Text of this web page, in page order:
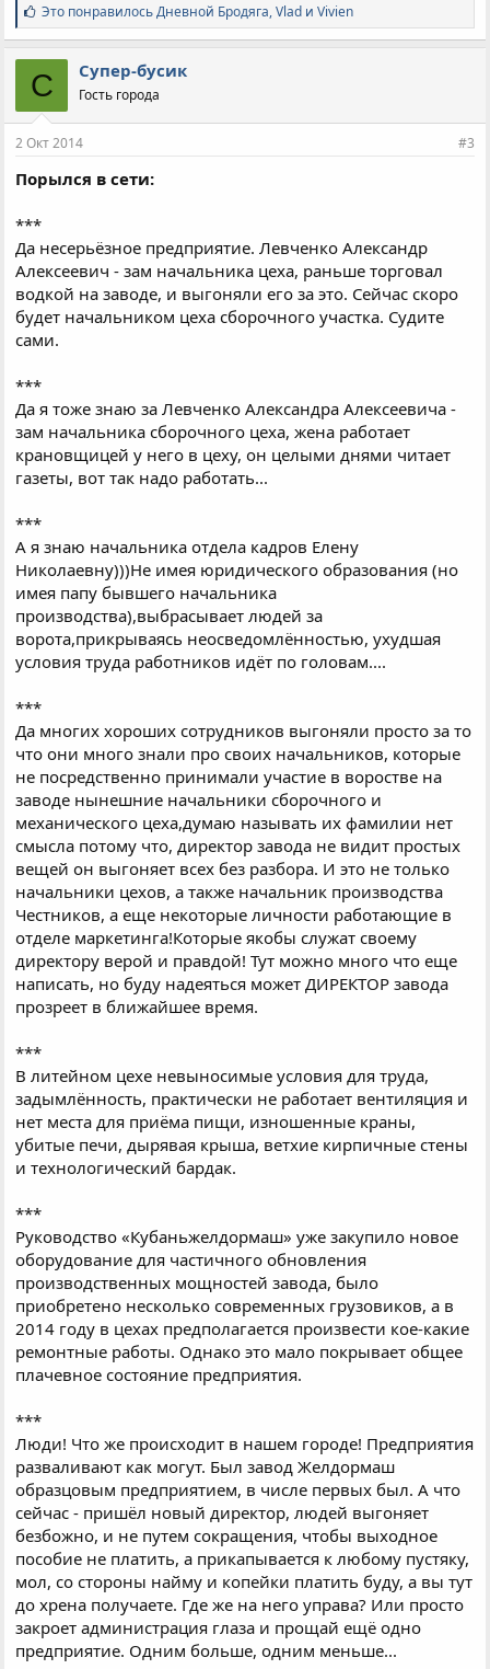
С
и
м
п
а
т
и
:
Это понравилосьДневной Бродяга,Vlad иVivien
С Супер-бусик
Гость города
2 Окт 2014 #3
Порылся в сети:
***
Да несерьёзное предприятие. Левченко Александр
Алексеевич - зам начальника цеха, раньше торговал
водкой на заводе, и выгоняли его за это. Сейчас скоро
будет начальником цеха сборочного участка. Судите
сами.
***
Да я тоже знаю за Левченко Александра Алексеевича -
зам начальника сборочного цеха, жена работает
крановщицей у него в цеху, он целыми днями читает
газеты, вот так надо работать...
***
А я знаю начальника отдела кадров Елену
Николаевну)))Не имея юридического образования (но
имея папу бывшего начальника
производства),выбрасывает людей за
ворота,прикрываясь неосведомлённостью, ухудшая
условия труда работников идёт по головам....
***
Да многих хороших сотрудников выгоняли просто за то
что они много знали про своих начальников, которые
не посредственно принимали участие в воростве на
заводе нынешние начальники сборочного и
механического цеха,думаю называть их фамилии нет
смысла потому что, директор завода не видит простых
вещей он выгоняет всех без разбора. И это не только
начальники цехов, а также начальник производства
Честников, а еще некоторые личности работающие в
отделе маркетинга!Которые якобы служат своему
директору верой и правдой! Тут можно много что еще
написать, но буду надеяться может ДИРЕКТОР завода
прозреет в ближайшее время.
***
В литейном цехе невыносимые условия для труда,
задымлённость, практически не работает вентиляция и
нет места для приёма пищи, изношенные краны,
убитые печи, дырявая крыша, ветхие кирпичные стены
и технологический бардак.
***
Руководство «Кубаньжелдормаш» уже закупило новое
оборудование для частичного обновления
производственных мощностей завода, было
приобретено несколько современных грузовиков, а в
2014 году в цехах предполагается произвести кое-какие
ремонтные работы. Однако это мало покрывает общее
плачевное состояние предприятия.
***
Люди! Что же происходит в нашем городе! Предприятия
разваливают как могут. Был завод Желдормаш
образцовым предприятием, в числе первых был. А что
сейчас - пришёл новый директор, людей выгоняет
безбожно, и не путем сокращения, чтобы выходное
пособие не платить, а прикапывается к любому пустяку,
мол, со стороны найму и копейки платить буду, а вы тут
до хрена получаете. Где же на него управа? Или просто
закроет администрация глаза и прощай ещё одно
предприятие. Одним больше, одним меньше...